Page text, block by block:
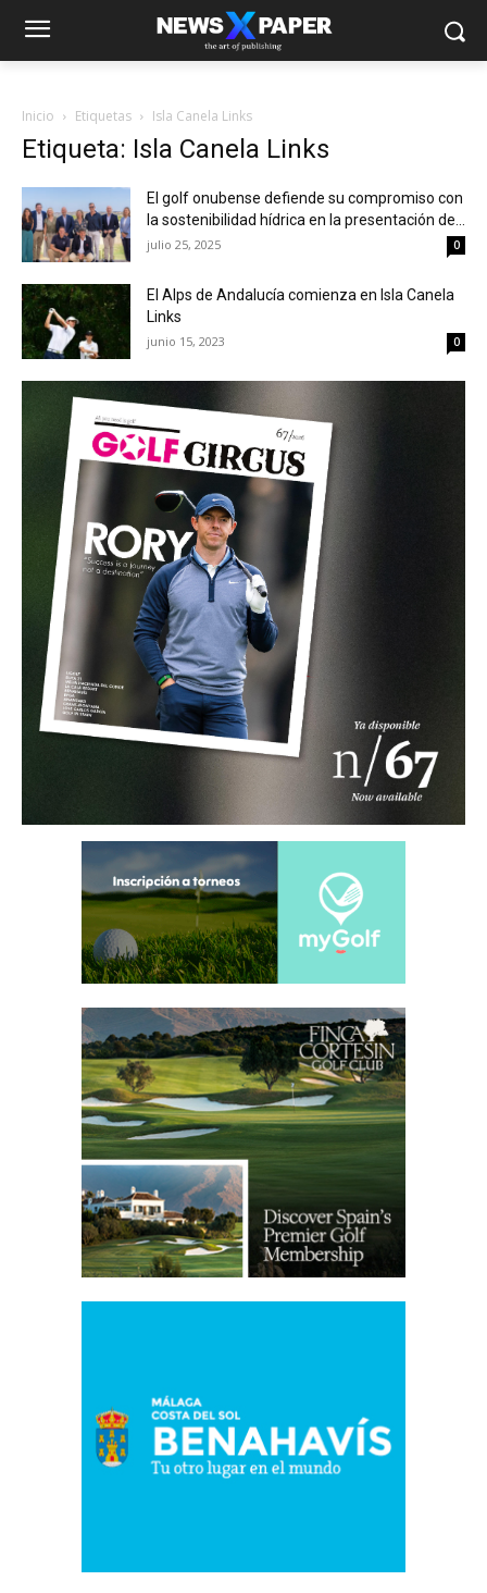
Inicio Etiquetas Isla Canela Links
Etiqueta: Isla Canela Links
El golf onubense defiende su compromiso con
la sostenibilidad hídrica en la presentación de...
julio 25, 2025 0
El Alps de Andalucía comienza en Isla Canela
Links
junio 15, 2023 0